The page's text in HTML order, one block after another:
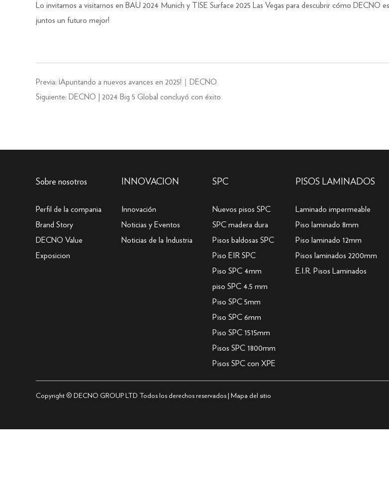
Lo invitamos a visitarnos en BAU 2024 Munich y TISE Surface 2025 Las Vegas para descubrir cómo DECNO
juntos un futuro mejor!
Previa: ¡Apuntando a nuevos avances en 2025!｜DECNO
Siguiente:
DECNO | 2024 Big 5 Global concluyó con éxito
Sobre nosotros
Perfil de la compania
Brand Story
DECNO Value
Exposicion
INNOVACION
Innovación
Noticias y Eventos
Noticias de la Industria
SPC
Nuevos pisos SPC
SPC madera dura
Pisos baldosas SPC
Piso EIR SPC
Piso SPC 4mm
piso SPC 4.5 mm
Piso SPC 5mm
Piso SPC 6mm
Piso SPC 1515mm
Pisos SPC 1800mm
Pisos SPC con XPE
PISOS LAMINADOS
Laminado impermeable
Piso laminado 8mm
Piso laminado 12mm
Pisos laminados 2200mm
E.I.R. Pisos Laminados
Copyright © DECNO GROUP LTD Todos los derechos reservados | Mapa del sitio